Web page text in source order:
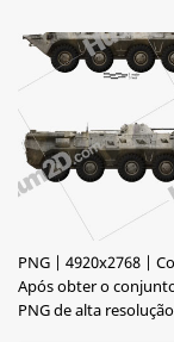
PNG | 4920x2768 |
Após obter o
PNG de alta